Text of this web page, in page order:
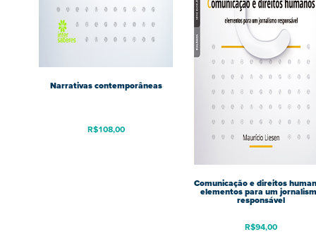
Narrativas contemporâneas
R$108,00
Comunicação e direitos
elementos para um
responsável
R$94,00